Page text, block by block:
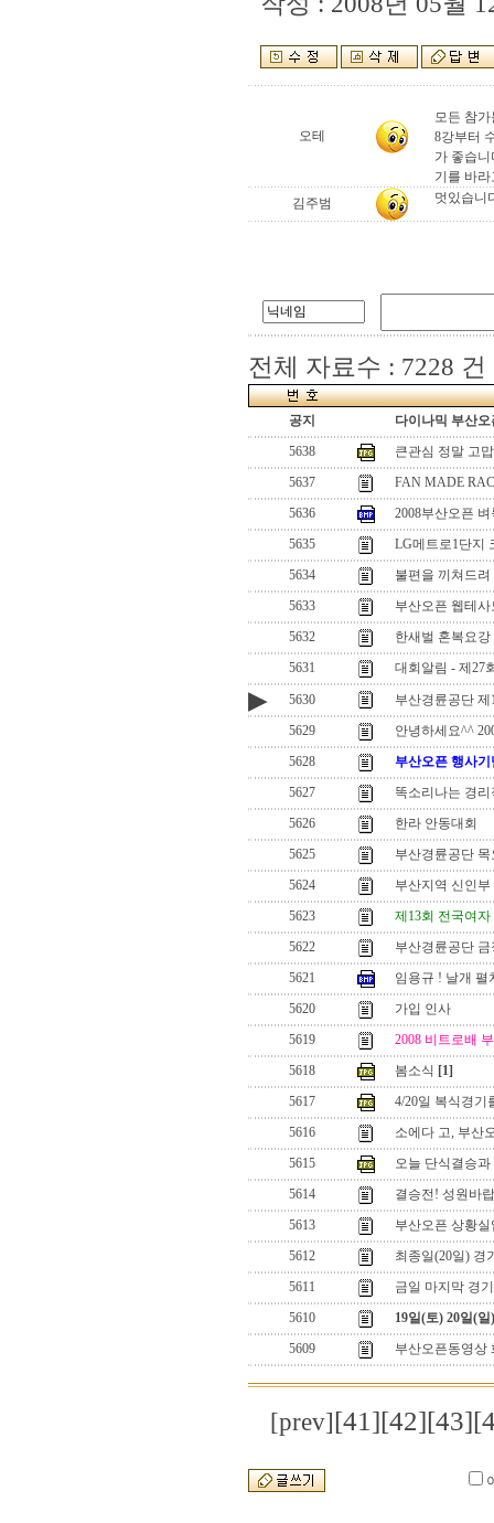
오테
모든 참
8강부터
가 좋습
기를 바
김주범
멋있습니
전체 자료수 : 7228 건
공지
다이나믹 부산
5638
큰관심 정말 고
5637
FAN MADE
5636
2008부산오픈
5635
LG메트로1단지
5634
불편을 끼쳐드
5633
부산오픈 웹테
5632
한새벌 혼복요강
5631
대회알림 - 제27
▶ 5630
부산경륜공단
5629
안녕하세요^^
5628
부산오픈 행사기
5627
똑소리나는 경
5626
한라 안동대회
5625
부산경륜공단
5624
부산지역 신인
5623
제13회 전국여
5622
부산경륜공단
5621
임용규 ! 날개 펼
5620
가입 인사
5619
2008 비트로배
5618
봄소식 [1]
5617
4/20일 복식경기
5616
소에다 고, 부산
5615
오늘 단식결승
5614
결승전! 성원바
5613
부산오픈 상황실
5612
최종일(20일) 경
5611
금일 마지막 경
5610
19일(토) 20일(
5609
부산오픈동영상
[prev][41][42][43]